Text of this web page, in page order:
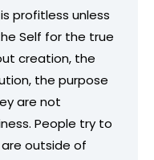
profitless unless
Self for the true
creation, the
the purpose
are not
People try to
outside of